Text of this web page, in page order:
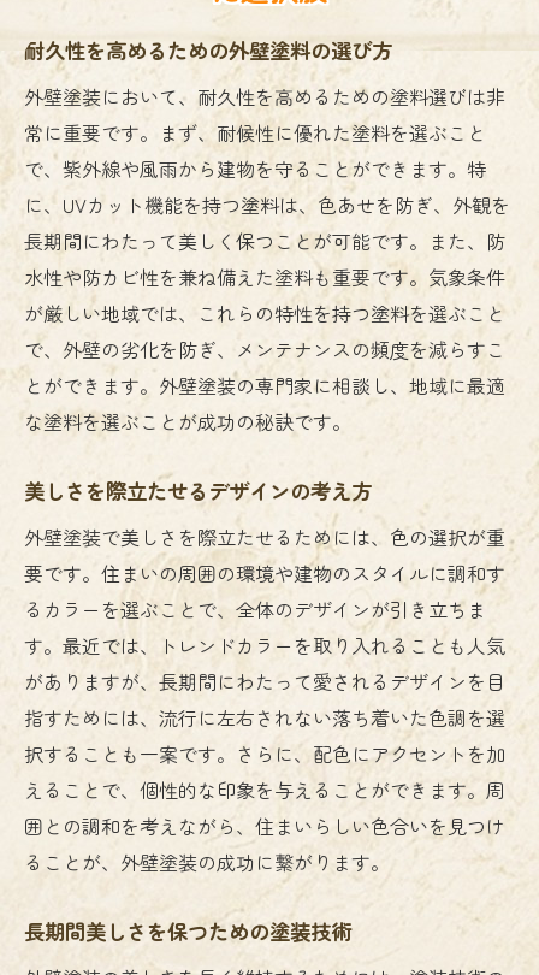
耐久性を高めるための外壁塗料の選び方
外壁塗装において、耐久性を高めるための塗料選びは非
常に重要です。まず、耐候性に優れた塗料を選ぶこと
で、紫外線や風雨から建物を守ることができます。特
に、UVカット機能を持つ塗料は、色あせを防ぎ、外観を
長期間にわたって美しく保つことが可能です。また、防
水性や防カビ性を兼ね備えた塗料も重要です。気象条件
が厳しい地域では、これらの特性を持つ塗料を選ぶこと
で、外壁の劣化を防ぎ、メンテナンスの頻度を減らすこ
とができます。外壁塗装の専門家に相談し、地域に最適
な塗料を選ぶことが成功の秘訣です。
美しさを際立たせるデザインの考え方
外壁塗装で美しさを際立たせるためには、色の選択が重
要です。住まいの周囲の環境や建物のスタイルに調和す
るカラーを選ぶことで、全体のデザインが引き立ちま
す。最近では、トレンドカラーを取り入れることも人気
がありますが、長期間にわたって愛されるデザインを目
指すためには、流行に左右されない落ち着いた色調を選
択することも一案です。さらに、配色にアクセントを加
えることで、個性的な印象を与えることができます。周
囲との調和を考えながら、住まいらしい色合いを見つけ
ることが、外壁塗装の成功に繋がります。
長期間美しさを保つための塗装技術